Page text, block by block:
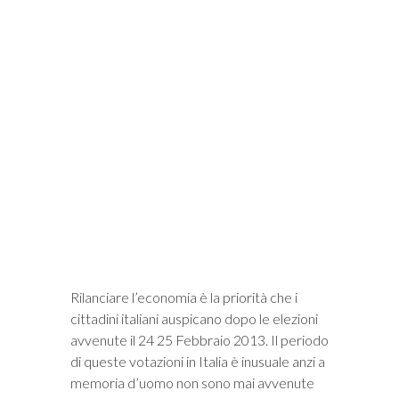
Rilanciare l’economia è la priorità che i
cittadini italiani auspicano dopo le elezioni
avvenute il 24 25 Febbraio 2013. Il periodo
di queste votazioni in Italia è inusuale anzi a
memoria d’uomo non sono mai avvenute